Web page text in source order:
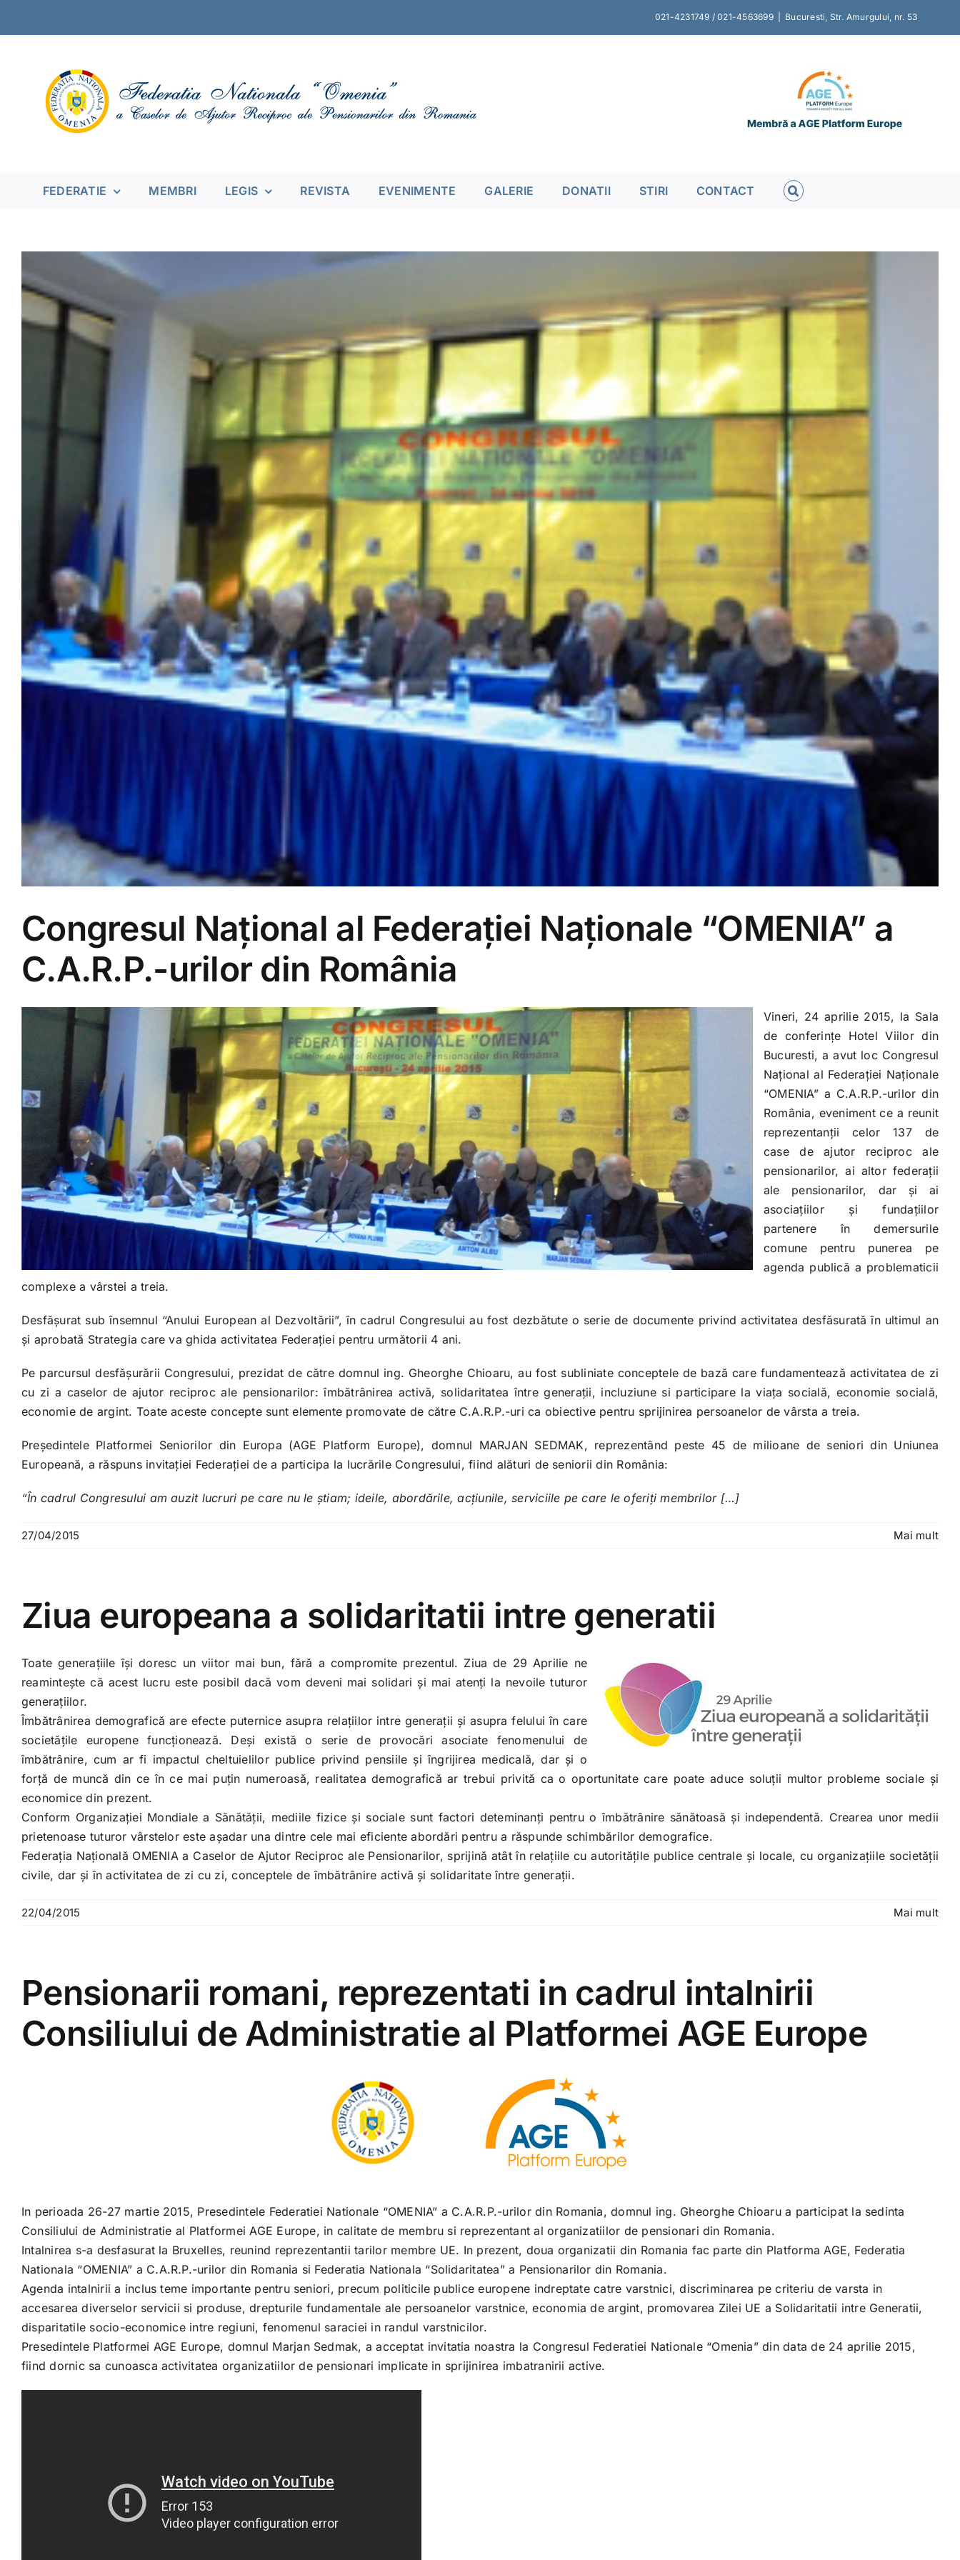
021-4231749 / 021-4563699 Bucuresti, Str. Amurgului, nr. 53
FEDERATIE MEMBRI LEGIS REVISTA EVENIMENTE GALERIE DONATII STIRI CONTACT
Congresul Naţional al Federaţiei Naţionale “OMENIA” a
C.A.R.P.-urilor din România
Vineri, 24 aprilie 2015, la Sala
de conferinţe Hotel Viilor din
Bucuresti, a avut loc Congresul
Naţional al Federaţiei Naţionale
“OMENIA” a C.A.R.P.-urilor din
România, eveniment ce a reunit
reprezentanţii celor 137 de
case de ajutor reciproc ale
pensionarilor, ai altor federaţii
ale pensionarilor, dar şi ai
asociaţiilor şi fundaţiilor
partenere în demersurile
comune pentru punerea pe
agenda publică a problematicii
complexe a vârstei a treia.
Desfăşurat sub însemnul “Anului European al Dezvoltării”, în cadrul Congresului au fost dezbătute o serie de documente privind activitatea desfăsurată în ultimul an
şi aprobată Strategia care va ghida activitatea Federaţiei pentru următorii 4 ani.
Pe parcursul desfăşurării Congresului, prezidat de către domnul ing. Gheorghe Chioaru, au fost subliniate conceptele de bază care fundamentează activitatea de zi
cu zi a caselor de ajutor reciproc ale pensionarilor: îmbătrânirea activă, solidaritatea între generaţii, incluziune si participare la viaţa socială, economie socială,
economie de argint. Toate aceste concepte sunt elemente promovate de către C.A.R.P.-uri ca obiective pentru sprijinirea persoanelor de vârsta a treia.
Preşedintele Platformei Seniorilor din Europa (AGE Platform Europe), domnul MARJAN SEDMAK, reprezentând peste 45 de milioane de seniori din Uniunea
Europeană, a răspuns invitaţiei Federaţiei de a participa la lucrările Congresului, fiind alături de seniorii din România:
“În cadrul Congresului am auzit lucruri pe care nu le ştiam; ideile, abordările, acţiunile, serviciile pe care le oferiţi membrilor […]
27/04/2015 Mai mult
Ziua europeana a solidaritatii intre generatii
Toate generațiile își doresc un viitor mai bun, fără a compromite prezentul. Ziua de 29 Aprilie ne
reamintește că acest lucru este posibil dacă vom deveni mai solidari și mai atenți la nevoile tuturor
generațiilor.
Îmbătrânirea demografică are efecte puternice asupra relațiilor intre generații și asupra felului în care
societățile europene funcționează. Deși există o serie de provocări asociate fenomenului de
îmbătrânire, cum ar fi impactul cheltuielilor publice privind pensiile și îngrijirea medicală, dar și o
forță de muncă din ce în ce mai puțin numeroasă, realitatea demografică ar trebui privită ca o oportunitate care poate aduce soluții multor probleme sociale și
economice din prezent.
Conform Organizației Mondiale a Sănătății, mediile fizice și sociale sunt factori deteminanți pentru o îmbătrânire sănătoasă și independentă. Crearea unor medii
prietenoase tuturor vârstelor este așadar una dintre cele mai eficiente abordări pentru a răspunde schimbărilor demografice.
Federația Națională OMENIA a Caselor de Ajutor Reciproc ale Pensionarilor, sprijină atât în relațiile cu autoritățile publice centrale și locale, cu organizațiile societății
civile, dar și în activitatea de zi cu zi, conceptele de îmbătrânire activă și solidaritate între generații.
22/04/2015 Mai mult
Pensionarii romani, reprezentati in cadrul intalnirii
Consiliului de Administratie al Platformei AGE Europe
In perioada 26-27 martie 2015, Presedintele Federatiei Nationale “OMENIA” a C.A.R.P.-urilor din Romania, domnul ing. Gheorghe Chioaru a participat la sedinta
Consiliului de Administratie al Platformei AGE Europe, in calitate de membru si reprezentant al organizatiilor de pensionari din Romania.
Intalnirea s-a desfasurat la Bruxelles, reunind reprezentantii tarilor membre UE. In prezent, doua organizatii din Romania fac parte din Platforma AGE, Federatia
Nationala “OMENIA” a C.A.R.P.-urilor din Romania si Federatia Nationala “Solidaritatea” a Pensionarilor din Romania.
Agenda intalnirii a inclus teme importante pentru seniori, precum politicile publice europene indreptate catre varstnici, discriminarea pe criteriu de varsta in
accesarea diverselor servicii si produse, drepturile fundamentale ale persoanelor varstnice, economia de argint, promovarea Zilei UE a Solidaritatii intre Generatii,
disparitatile socio-economice intre regiuni, fenomenul saraciei in randul varstnicilor.
Presedintele Platformei AGE Europe, domnul Marjan Sedmak, a acceptat invitatia noastra la Congresul Federatiei Nationale “Omenia” din data de 24 aprilie 2015,
fiind dornic sa cunoasca activitatea organizatiilor de pensionari implicate in sprijinirea imbatranirii active.